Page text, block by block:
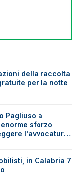
della raccolta
per la notte
Pagliuso a
sforzo
l'avvocatura
in Calabria 7